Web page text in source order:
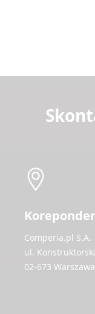
Comperia.pl S.A.
ul.
02-673 Warszawa